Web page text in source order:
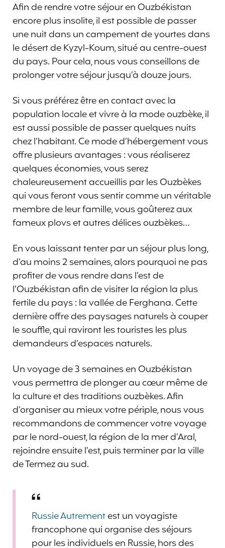
Afin de rendre votre séjour en Ouzbékistan
encore plus insolite, il est possible de passer
une nuit dans un campement de yourtes dans
le désert de Kyzyl-Koum, situé au centre-ouest
du pays. Pour cela, nous vous conseillons de
prolonger votre séjour jusqu’à douze jours.
Si vous préférez être en contact avec la
population locale et vivre à la mode ouzbèke, il
est aussi possible de passer quelques nuits
chez l’habitant. Ce mode d’hébergement vous
offre plusieurs avantages : vous réaliserez
quelques économies, vous serez
chaleureusement accueillis par les Ouzbèkes
qui vous feront vous sentir comme un véritable
membre de leur famille, vous goûterez aux
fameux plovs et autres délices ouzbèkes…
En vous laissant tenter par un séjour plus long,
d’au moins 2 semaines, alors pourquoi ne pas
profiter de vous rendre dans l’est de
l’Ouzbékistan afin de visiter la région la plus
fertile du pays : la vallée de Ferghana. Cette
dernière offre des paysages naturels à couper
le souffle, qui raviront les touristes les plus
demandeurs d’espaces naturels.
Un voyage de 3 semaines en Ouzbékistan
vous permettra de plonger au cœur même de
la culture et des traditions ouzbèkes. Afin
d’organiser au mieux votre périple, nous vous
recommandons de commencer votre voyage
par le nord-ouest, la région de la mer d’Aral,
rejoindre ensuite l’est, puis terminer par la ville
de Termez au sud.
Russie Autrementest un voyagiste
francophone qui organise des séjours
pour les individuels en Russie, hors des